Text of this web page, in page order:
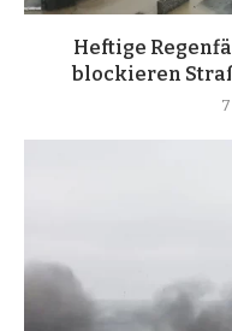
Heftige
blockieren